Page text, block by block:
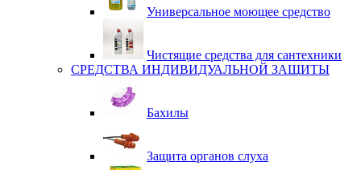
Универсальное моющее средство
Чистящие средства для сантехники
СРЕДСТВА ИНДИВИДУАЛЬНОЙ ЗАЩИТЫ
Бахилы
Защита органов слуха